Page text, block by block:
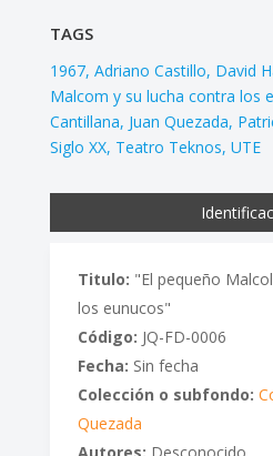
TAGS
1967 Adriano Castillo David
Malcom y su lucha contra los
Cantillana Juan Quezada
Siglo XX Teatro Teknos UTE
Titulo: "El pequeño
los eunucos"
Código: JQ-FD-0006
Fecha: Sin fecha
Colección o subfondo:
Quezada